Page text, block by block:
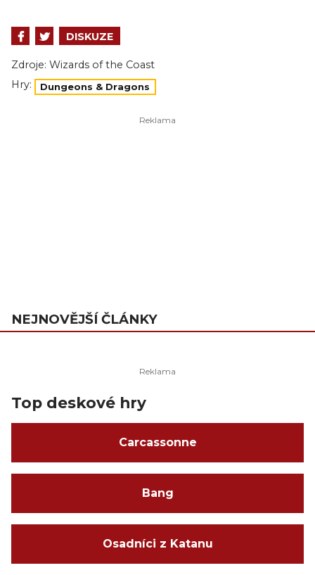
DISKUZE
Zdroje: Wizards of the Coast
Hry:
Dungeons & Dragons
NEJNOVĚJŠÍ ČLÁNKY
Top deskové hry
Carcassonne
Bang
Osadníci z Katanu